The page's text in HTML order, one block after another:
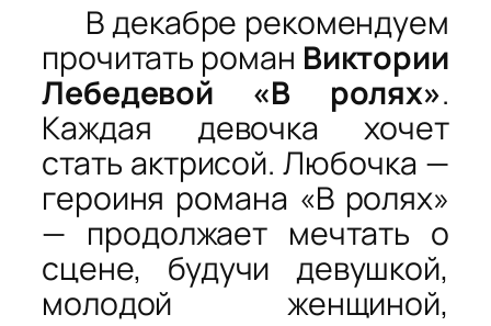
В декабре рекомендуем
прочитать роман Виктории
Лебедевой «В ролях».
Каждая девочка хочет
стать актрисой. Любочка —
героиня романа «В ролях»
— продолжает мечтать о
сцене, будучи девушкой,
молодой женщиной,